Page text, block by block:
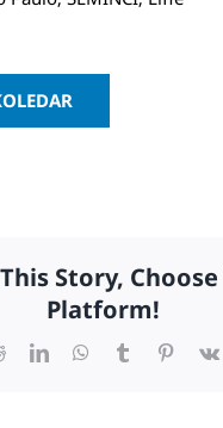
Story,
Platform!
RedditLinkedInWhatsApp
Tumblr